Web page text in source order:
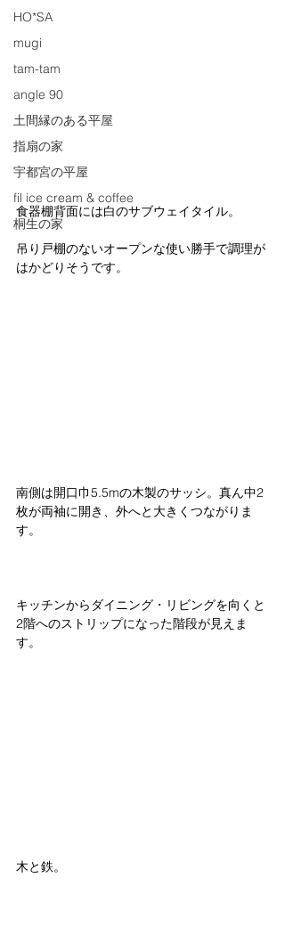
HO*SA
mugi
tam-tam
angle 90
土間縁のある平屋
指扇の家
宇都宮の平屋
fil ice cream & coffee
桐生の家
食器棚背面には白のサブウェイタイル。
吊り戸棚のないオープンな使い勝手で調理が
はかどりそうです。
南側は開口巾5.5mの木製のサッシ。真ん中2
枚が両袖に開き、外へと大きくつながりま
す。
キッチンからダイニング・リビングを向くと
2階へのストリップになった階段が見えま
す。
木と鉄。